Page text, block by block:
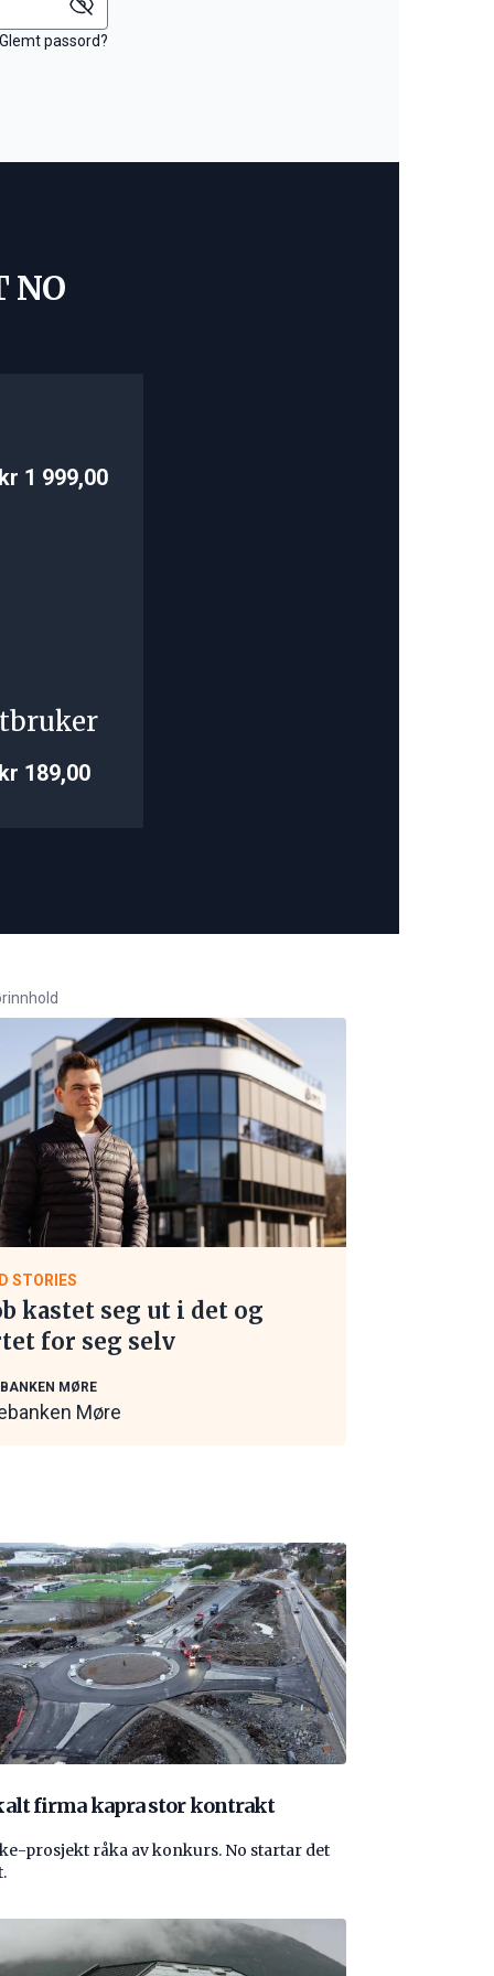
passord?
NO
1 999,00
189,00
STORIES
kastet seg ut i det og
for seg selv
MØRE
Møre
firma kapra stor kontrakt
prosjekt råka av konkurs. No startar det